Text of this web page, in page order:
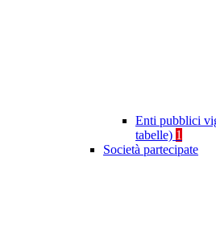
Enti pubblici
tabelle) 1
Società partecipate